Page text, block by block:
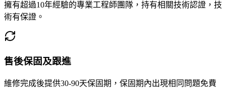
擁有超過10年經驗的專業工程師團隊，持有相關技術認證，技
術有保證。
售後保固及跟進
維修完成後提供30-90天保固期，保固期內出現相同問題免費